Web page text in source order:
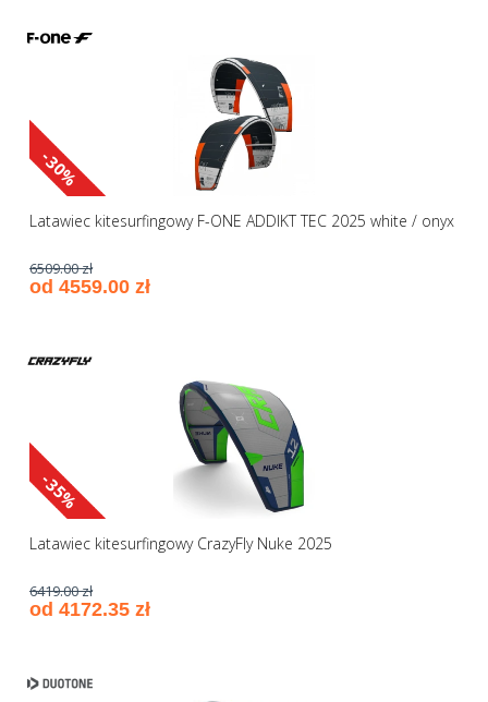
-30%
Latawiec kitesurfingowy F-ONE ADDIKT TEC 2025 white / onyx
6509.00 zł
od 4559.00 zł
-35%
Latawiec kitesurfingowy CrazyFly Nuke 2025
6419.00 zł
od 4172.35 zł